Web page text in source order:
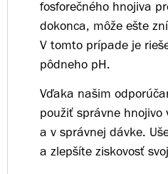
fosforečného hnojiva
dokonca, môže ešte
V tomto prípade je
pôdneho pH.
Vďaka našim
použiť správne hnojivo
a v správnej dávke.
a zlepšíte ziskovosť